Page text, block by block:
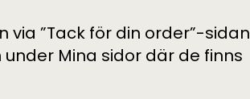
”Tack för din order”-sidan
Mina sidor där de finns